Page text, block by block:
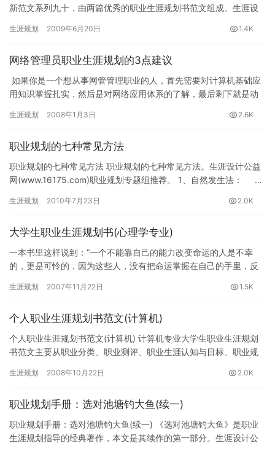
新范文系列九十，由两篇优秀的职业生涯规划书范文组成。生涯设
生涯规划 2009年6月20日 1.4K
网络管理员职业生涯规划的3点建议
如果你是一个想从事网管管理职业的人，首先需要对计算机基础应
用知识掌握扎实，然后是对网络应用体系的了解，最后剩下就是动
生涯规划 2008年1月3日 2.6K
职业规划的七种常见方法
职业规划的七种常见方法 职业规划的七种常见方法。生涯设计公益
网(www.16175.com)职业规划专题组推荐。 1、自然发生法： …
生涯规划 2010年7月23日 2.0K
大学生职业生涯规划书(心理学专业)
一本书里这样说到：“一个不能靠自己的能力改变命运的人是不幸
的，更是可怜的，因为这些人，没有把命运掌握在自己的手里，反
数十…
生涯规划 2007年11月22日 1.5K
个人职业生涯规划书范文(计算机)
个人职业生涯规划书范文(计算机) 计算机专业大学生职业生涯规划
书范文主要从职业分类、职业测评、职业生涯认知与目标、职业规
阐…
生涯规划 2008年10月22日 2.0K
职业规划手册：选对池塘钓大鱼(续一)
职业规划手册：选对池塘钓大鱼(续一) 《选对池塘钓大鱼》是职业
生涯规划指导的经典著作，本文是其续作的第一部分。生涯设计公